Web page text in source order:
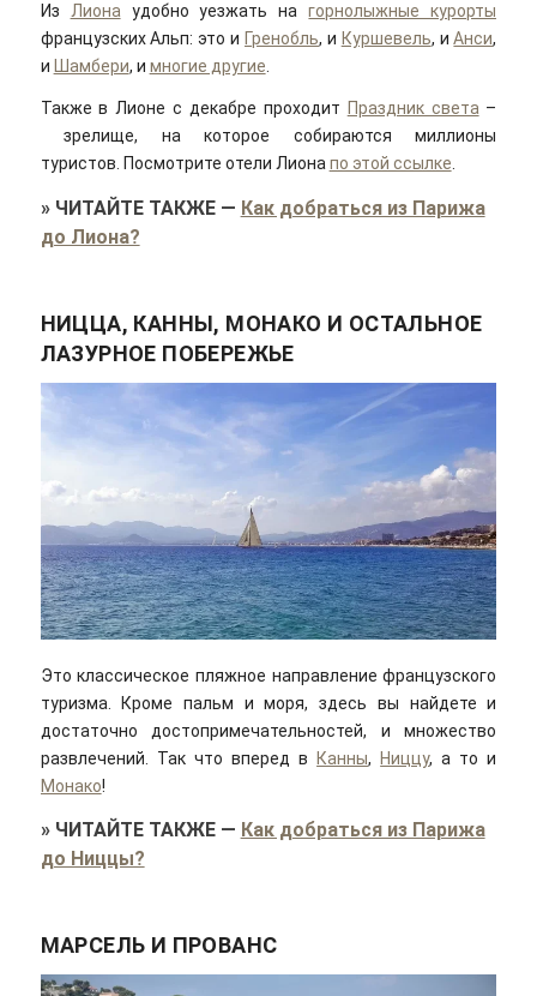
Из Лиона удобно уезжать нагорнолыжные курорты
французских Альп: это и Гренобль, и Куршевель, иАнси,
и
Шамбери, и многие другие
Также в Лионе с декабре проходит Праздник света –
зрелище, на которое собираются миллионы
туристов. Посмотрите отели Лиона по этой ссылке
» ЧИТАЙТЕ ТАКЖЕ— Как добраться из Парижа
до Лиона?
НИЦЦА, КАННЫ, МОНАКО И ОСТАЛЬНОЕ
ЛАЗУРНОЕ ПОБЕРЕЖЬЕ
Это классическое пляжное направление французского
туризма. Кроме пальм и моря, здесь вы найдете и
достаточно достопримечательностей, и множество
развлечений. Так что вперед в
Канны, Ниццу, а то и
Монако!
» ЧИТАЙТЕ ТАКЖЕ— Как добраться из Парижа
до Ниццы?
МАРСЕЛЬ И ПРОВАНС